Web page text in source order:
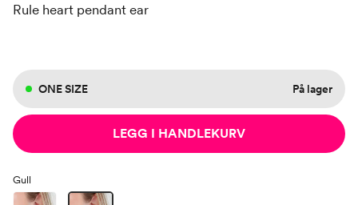
Rule heart pendant ear
ONE SIZE På lager
LEGG I HANDLEKURV
Gull